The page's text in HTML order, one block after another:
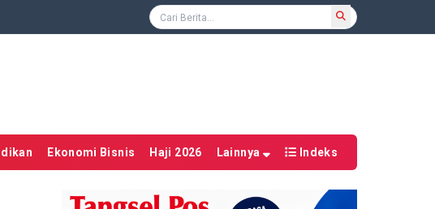
Ekonomi Bisnis Haji 2026 Lainnya Indeks